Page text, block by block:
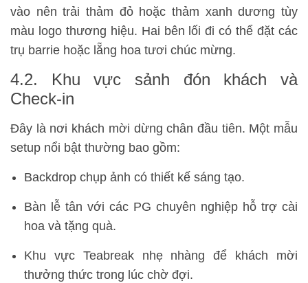
vào nên trải thảm đỏ hoặc thảm xanh dương tùy
màu logo thương hiệu. Hai bên lối đi có thể đặt các
trụ barrie hoặc lẵng hoa tươi chúc mừng.
4.2. Khu vực sảnh đón khách và
Check-in
Đây là nơi khách mời dừng chân đầu tiên. Một mẫu
setup nổi bật thường bao gồm:
Backdrop chụp ảnh có thiết kế sáng tạo.
Bàn lễ tân với các PG chuyên nghiệp hỗ trợ cài
hoa và tặng quà.
Khu vực Teabreak nhẹ nhàng để khách mời
thưởng thức trong lúc chờ đợi.